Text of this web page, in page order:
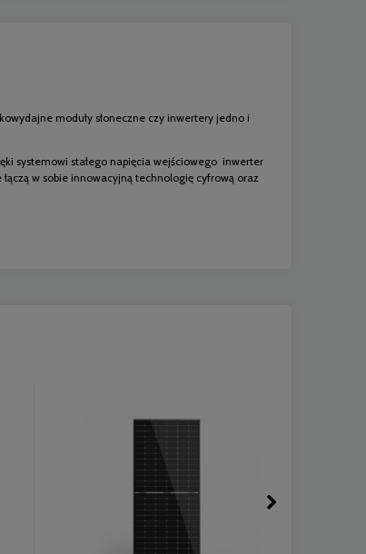
moduły słoneczne czy inwertery jedno i
systemowi stałego napięcia wejściowego inwerter
w sobie innowacyjną technologię cyfrową oraz